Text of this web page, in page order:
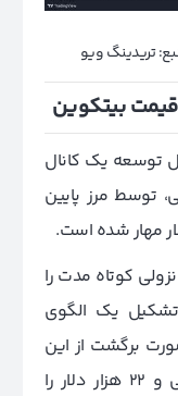
تریدینگ ویو
ساعته، در حال توسعه یک کانال
توسط مرز پایین
کوتاه مدت را
یک الگوی
برگشت از این
سطح قیمت، بیت کوین باید مرز میانی و 22 هزار دلار را